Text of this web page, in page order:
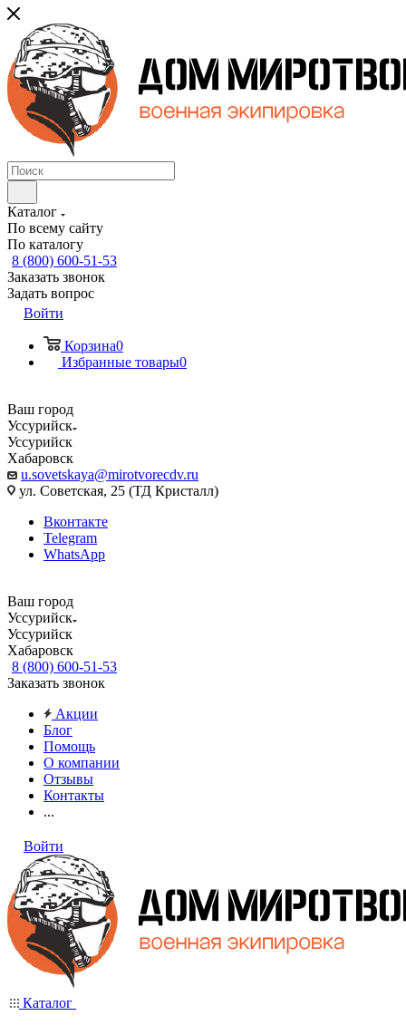
Каталог
По всему сайту
По каталогу
8 (800) 600-51-53
Заказать звонок
Задать вопрос
Войти
Корзина0
Избранные товары0
Ваш город
Уссурийск
Уссурийск
Хабаровск
u.sovetskaya@mirotvorecdv.ru
ул. Советская, 25 (ТД Кристалл)
Вконтакте
Telegram
WhatsApp
Ваш город
Уссурийск
Уссурийск
Хабаровск
8 (800) 600-51-53
Заказать звонок
Акции
Блог
Помощь
О компании
Отзывы
Контакты
...
Войти
Каталог